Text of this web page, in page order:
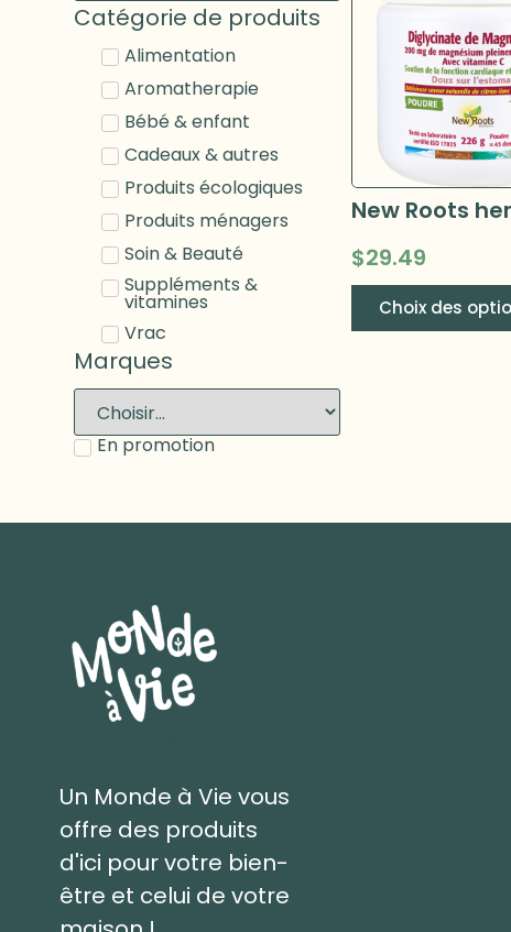
Catégorie de produits
Alimentation
Aromatherapie
Bébé & enfant
Cadeaux & autres
Produits écologiques
Produits ménagers
Soin & Beauté
Suppléments &
vitamines
Vrac
Marques
En promotion
$29.49
Choix des
Un Monde à Vie vous
offre des produits
d'ici pour votre bien-
être et celui de votre